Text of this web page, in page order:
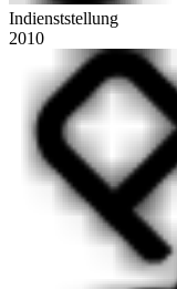
Indienststellung
2010